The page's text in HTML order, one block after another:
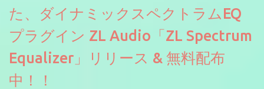
た、ダイナミックスペクトラムEQ
プラグイン ZL Audio「ZL Spectrum
Equalizer」リリース & 無料配布
中！！